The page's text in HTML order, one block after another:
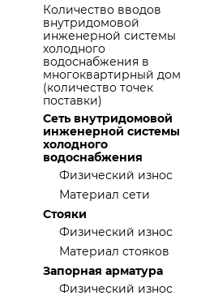
Количество вводов
внутридомовой
инженерной системы
холодного
водоснабжения в
многоквартирный дом
(количество точек
поставки)
Сеть внутридомовой
инженерной системы
холодного
водоснабжения
Физический износ
Материал сети
Стояки
Физический износ
Материал стояков
Запорная арматура
Физический износ